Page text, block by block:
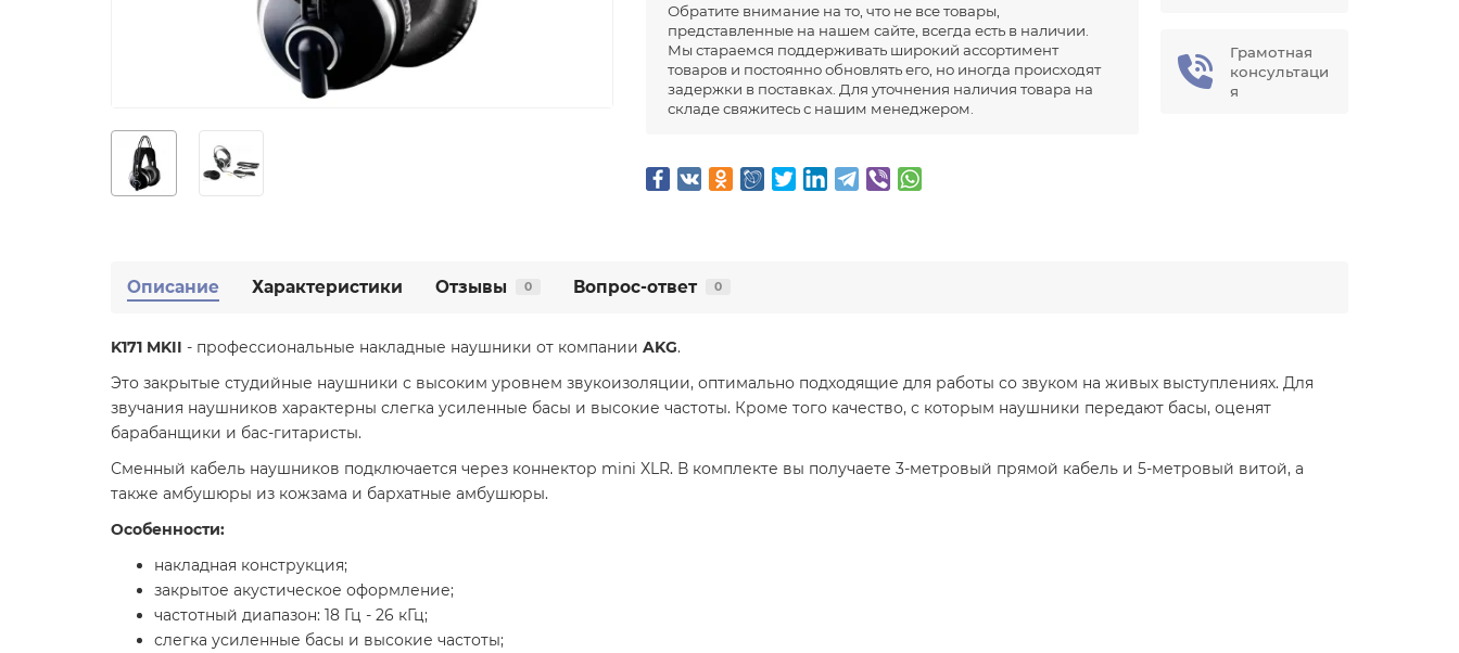
Обратите внимание на то, что не все товары,
представленные на нашем сайте, всегда есть в наличии.
Мы стараемся поддерживать широкий ассортимент
товаров и постоянно обновлять его, но иногда происходят
задержки в поставках. Для уточнения наличия товара на
складе свяжитесь с нашим менеджером.
Грамотная
консультаци
я
Описание Характеристики Отзывы 0 Вопрос-ответ 0
K171 MKII - профессиональные накладные наушники от компании AKG.
Это закрытые студийные наушники с высоким уровнем звукоизоляции, оптимально подходящие для работы со звуком на живых выступлениях. Для
звучания наушников характерны слегка усиленные басы и высокие частоты. Кроме того качество, с которым наушники передают басы, оценят
барабанщики и бас-гитаристы.
Сменный кабель наушников подключается через коннектор mini XLR. В комплекте вы получаете 3-метровый прямой кабель и 5-метровый витой, а
также амбушюры из кожзама и бархатные амбушюры.
Особенности:
накладная конструкция;
закрытое акустическое оформление;
частотный диапазон: 18 Гц - 26 кГц;
слегка усиленные басы и высокие частоты;